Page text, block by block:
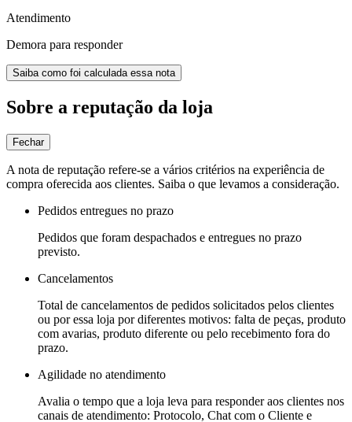
Atendimento
Demora para responder
Saiba como foi calculada essa nota
Sobre a reputação da loja
Fechar
A nota de reputação refere-se a vários critérios na experiência de
compra oferecida aos clientes. Saiba o que levamos a consideração.
Pedidos entregues no prazo
Pedidos que foram despachados e entregues no prazo
previsto.
Cancelamentos
Total de cancelamentos de pedidos solicitados pelos clientes
ou por essa loja por diferentes motivos: falta de peças, produto
com avarias, produto diferente ou pelo recebimento fora do
prazo.
Agilidade no atendimento
Avalia o tempo que a loja leva para responder aos clientes nos
canais de atendimento: Protocolo, Chat com o Cliente e